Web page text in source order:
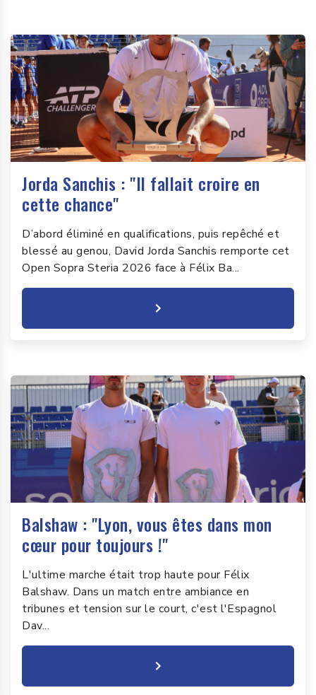
Jorda Sanchis : "Il fallait croire en
cette chance"
D’abord éliminé en qualifications, puis repêché et
blessé au genou, David Jorda Sanchis remporte cet
Open Sopra Steria 2026 face à Félix Ba...
Balshaw : "Lyon, vous êtes dans mon
cœur pour toujours !"
L'ultime marche était trop haute pour Félix
Balshaw. Dans un match entre ambiance en
tribunes et tension sur le court, c'est l'Espagnol
Dav...